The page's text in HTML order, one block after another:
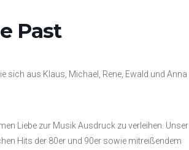
Past
sich aus Klaus, Michael, Rene, Ewald und Anna
Liebe zur Musik Ausdruck zu verleihen. Unser
Hits der 80er und 90er sowie mitreißendem